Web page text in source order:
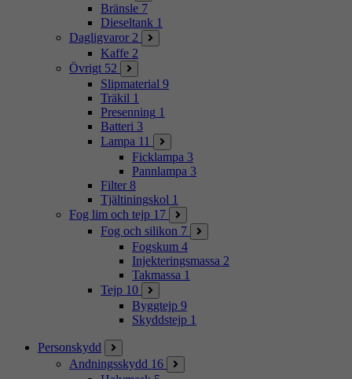
Bränsle 7
Dieseltank 1
Dagligvaror 2
Kaffe 2
Övrigt 52
Slipmaterial 9
Träkil 1
Presenning 1
Batteri 3
Lampa 11
Ficklampa 3
Pannlampa 3
Filter 8
Tjältiningskol 1
Fog lim och tejp 17
Fog och silikon 7
Fogskum 4
Injekteringsmassa 2
Takmassa 1
Tejp 10
Byggtejp 9
Skyddstejp 1
Personskydd
Andningsskydd 16